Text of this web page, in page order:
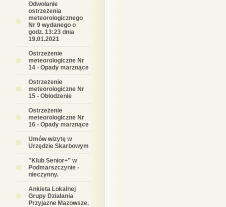
Odwołanie
ostrzeżenia
meteorologicznego
Nr 9 wydanego o
godz. 13:23 dnia
19.01.2021
Ostrzeżenie
meteorologiczne Nr
14 - Opady marznące
Ostrzeżenie
meteorologiczne Nr
15 - Oblodzenie
Ostrzeżenie
meteorologiczne Nr
16 - Opady marznące
Umów wizytę w
Urzędzie Skarbowym
"Klub Senior+" w
Podmarszczynie -
nieczynny.
Ankieta Lokalnej
Grupy Działania
Przyjazne Mazowsze.